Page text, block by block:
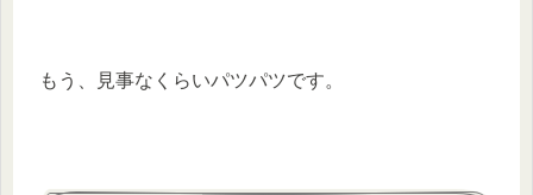
もう、見事なくらいパツパツです。